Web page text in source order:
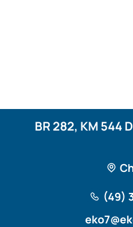
BR 282, KM 544
(49)